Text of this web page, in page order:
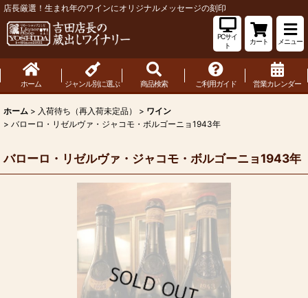
店長厳選！生まれ年のワインにオリジナルメッセージの刻印
PCサイ
ト
カート メニュー
ホーム ジャンル別に選ぶ 商品検索 ご利用ガイド 営業カレンダー
ホーム > 入荷待ち（再入荷未定品） > ワイン
> バローロ・リゼルヴァ・ジャコモ・ボルゴーニョ1943年
バローロ・リゼルヴァ・ジャコモ・ボルゴーニョ1943年